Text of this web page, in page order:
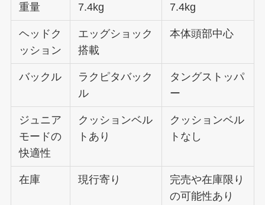
重量 7.4kg 7.4kg
ヘッドク
ッション
エッグショック
搭載
本体頭部中心
バックル
ラクピタバック
ル
タングストッパ
ー
ジュニア
モードの
快適性
クッションベル
トあり
クッションベル
トなし
在庫 現行寄り
完売や在庫限り
の可能性あり